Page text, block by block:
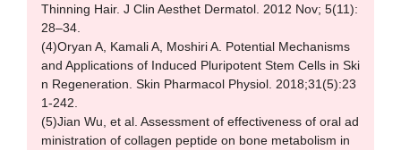
Thinning Hair. J Clin Aesthet Dermatol. 2012 Nov; 5(11):
28–34.
(4)Oryan A, Kamali A, Moshiri A. Potential Mechanisms
and Applications of Induced Pluripotent Stem Cells in Ski
n Regeneration. Skin Pharmacol Physiol. 2018;31(5):23
1-242.
(5)Jian Wu, et al. Assessment of effectiveness of oral ad
ministration of collagen peptide on bone metabolism in